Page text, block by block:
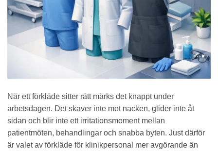
När ett förkläde sitter rätt märks det knappt under
arbetsdagen. Det skaver inte mot nacken, glider inte åt
sidan och blir inte ett irritationsmoment mellan
patientmöten, behandlingar och snabba byten. Just därför
är valet av förkläde för klinikpersonal mer avgörande än